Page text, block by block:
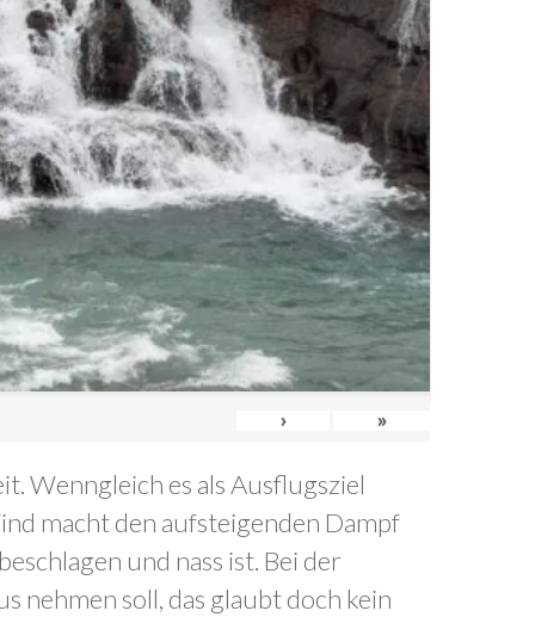
› »
Wenngleich es als Ausflugsziel
macht den aufsteigenden Dampf
und nass ist. Bei der
nehmen soll, das glaubt doch kein